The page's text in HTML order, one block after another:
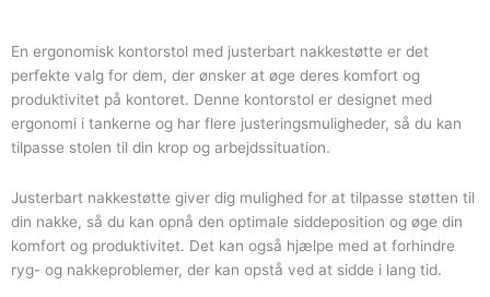
nakkestøtte
antal
En ergonomisk kontorstol med justerbart nakkestøtte er det
perfekte valg for dem, der ønsker at øge deres komfort og
produktivitet på kontoret. Denne kontorstol er designet med
ergonomi i tankerne og har flere justeringsmuligheder, så du kan
tilpasse stolen til din krop og arbejdssituation.
Justerbart nakkestøtte giver dig mulighed for at tilpasse støtten til
din nakke, så du kan opnå den optimale siddeposition og øge din
komfort og produktivitet. Det kan også hjælpe med at forhindre
ryg- og nakkeproblemer, der kan opstå ved at sidde i lang tid.